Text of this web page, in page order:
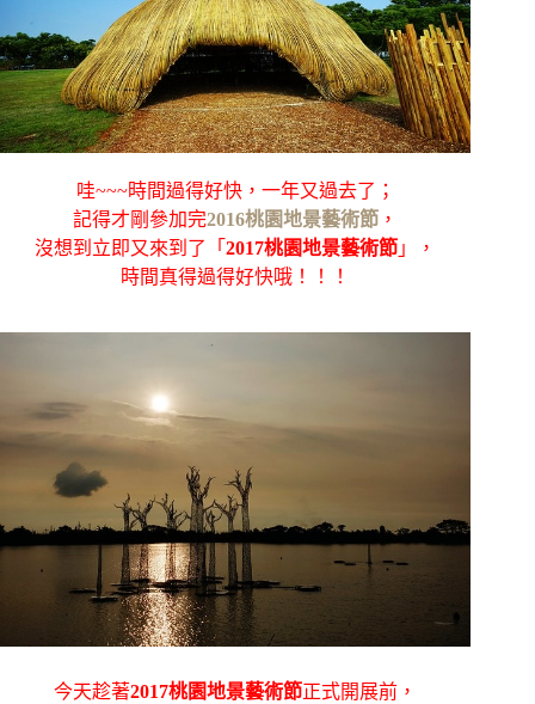
哇~~~時間過得好快，一年又過去了；
記得才剛參加完2016桃園地景藝術節 ，
沒想到立即又來到了「2017桃園地景藝術節 」，
時間真得過得好快哦！！！
今天趁著2017桃園地景藝術節正式開展前，